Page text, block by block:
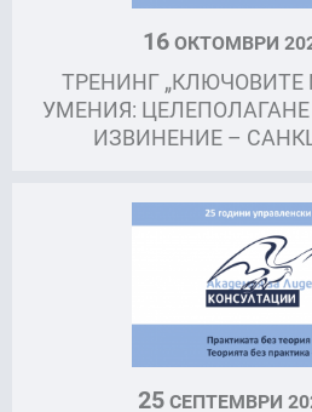
16ОКТОМВРИ
ТРЕНИНГ
УМЕНИЯ:
ИЗВИНЕНИЕ –
25СЕПТЕМВРИ